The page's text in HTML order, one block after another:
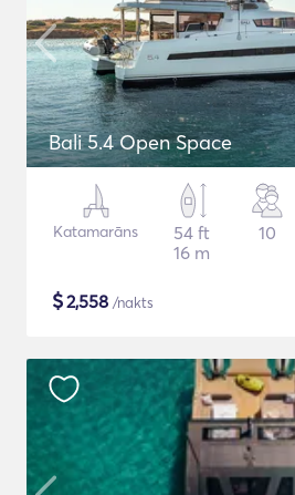
Bali 5.4 Open Space
Katamarāns
54 ft
16 m
10
$2,558 /nakts